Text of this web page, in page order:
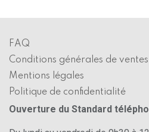
FAQ
Conditions générales de ventes
Mentions légales
Politique de confidentialité
Ouverture du Standard